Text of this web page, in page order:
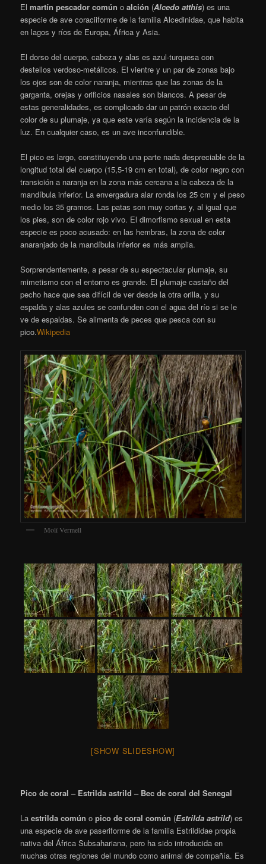
Elmartín pescador común oalción (Alcedo atthis) es una
especie de ave coraciiforme de la familia Alcedinidae, que habita
en lagos y ríos de Europa, África y Asia.
El dorso del cuerpo, cabeza y alas es azul-turquesa con
destellos verdoso-metálicos. El vientre y un par de zonas bajo
los ojos son de color naranja, mientras que las zonas de la
garganta, orejas y orificios nasales son blancos. A pesar de
estas generalidades, es complicado dar un patrón exacto del
color de su plumaje, ya que este varía según la incidencia de la
luz. En cualquier caso, es un ave inconfundible.
El pico es largo, constituyendo una parte nada despreciable de la
longitud total del cuerpo (15,5-19 cm en total), de color negro con
transición a naranja en la zona más cercana a la cabeza de la
mandíbula inferior. La envergadura alar ronda los 25 cm y el peso
medio los 35 gramos. ​ Las patas son muy cortas y, al igual que
los pies, son de color rojo vivo. El dimorfismo sexual en esta
especie es poco acusado: en las hembras, la zona de color
anaranjado de la mandíbula inferior es más amplia.
Sorprendentemente, a pesar de su espectacular plumaje, su
mimetismo con el entorno es grande. El plumaje castaño del
pecho hace que sea difícil de ver desde la otra orilla, y su
espalda y alas azules se confunden con el agua del río si se le
ve de espaldas. Se alimenta de peces que pesca con su
pico.Wikipedia
Molí Vermell
[SHOW SLIDESHOW]
Pico de coral – Estrilda astrild – Bec de coral del Senegal
Laestrilda común opico de coral común (Estrilda astrild) es
una especie de ave paseriforme de la familia Estrildidae propia
nativa del África Subsahariana, pero ha sido introducida en
muchas otras regiones del mundo como animal de compañía. Es